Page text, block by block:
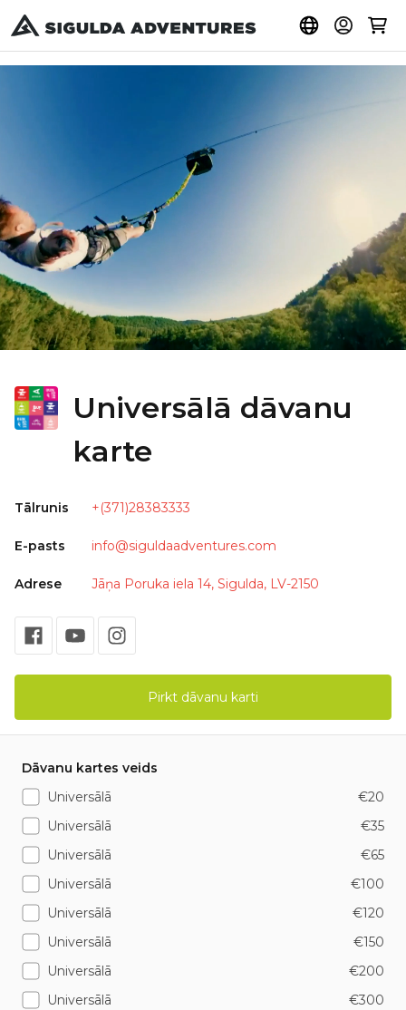
Pirkt
Universālā dāvanu
karte
Tālrunis +(371)28383333
E-pasts info@siguldaadventures.com
Adrese Jāņa Poruka iela 14, Sigulda, LV-2150
Pirkt dāvanu karti
Dāvanu kartes veids
Universālā
€20
Universālā
€35
Universālā
€65
Universālā
€100
Universālā
€120
Universālā
€150
Universālā
€200
Universālā
€300